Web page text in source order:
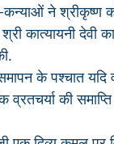
ने श्रीकृष्ण
कात्यायनी
के पश्चात यदि
व्रतचर्या की